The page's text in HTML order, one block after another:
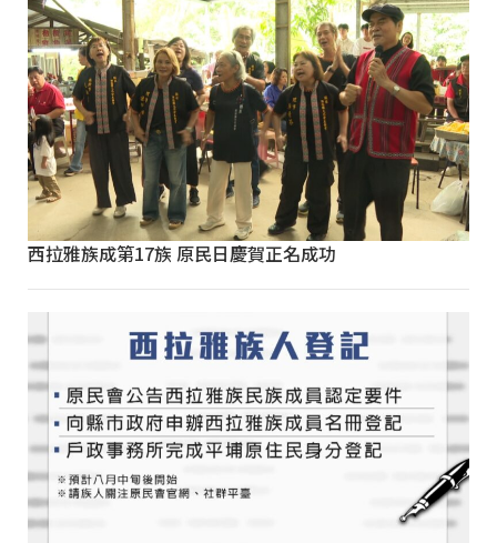
西拉雅族成第17族 原民日慶賀正名成功